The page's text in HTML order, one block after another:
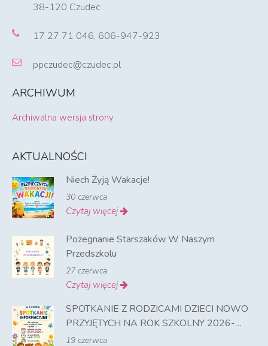
38-120 Czudec
17 27 71 046, 606-947-923
ppczudec@czudec.pl
ARCHIWUM
Archiwalna wersja strony
AKTUALNOŚCI
Niech Żyją Wakacje!
30 czerwca
Czytaj więcej
Pożegnanie Starszaków W Naszym
Przedszkolu
27 czerwca
Czytaj więcej
SPOTKANIE Z RODZICAMI DZIECI NOWO
PRZYJĘTYCH NA ROK SZKOLNY 2026-
2027
19 czerwca